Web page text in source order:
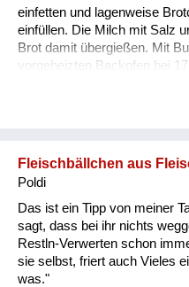
einfetten und lagenweise
einfüllen. Die Milch mit Salz
Brot damit übergießen. Mit
vorgeheizten Backofen bei
Fleischbällchen aus
Poldi
Das ist ein Tipp von meiner
sagt, dass bei ihr nichts
Restln-Verwerten schon
sie selbst, friert auch Vieles
was."